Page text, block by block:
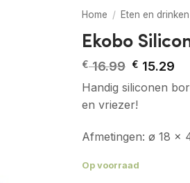
Home / Eten en drinken
Ekobo
€16.99
was:
€ 16.99.
€ 15.29
is:
Handig siliconen
en vriezer!
Afmetingen: ø 18 x
Op voorraad